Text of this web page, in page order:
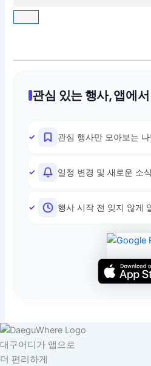
관심 있는 행사, 앱에
관심 행사만 모아보는
일정 변경 및 새로운 소
행사 시작 전 잊지 않게
대구어디가 앱으로
더 편리하게